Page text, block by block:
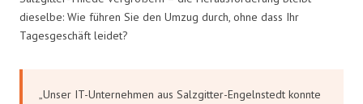
dieselbe: Wie führen Sie den Umzug durch, ohne dass Ihr
Tagesgeschäft leidet?
„Unser IT-Unternehmen aus Salzgitter-Engelnstedt konnte